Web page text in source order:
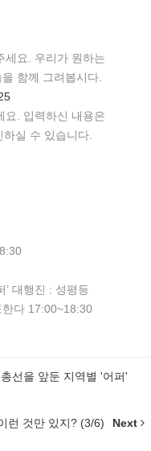
세요. 우리가 원하는
함께 그려봅시다.
요. 입력하신 내용은
실 수 있습니다.
’ 대행진 : 성평등
다 17:00~18:30
선을 앞둔 지역별 '어퍼'
런 것만 있지? (3/6) Next